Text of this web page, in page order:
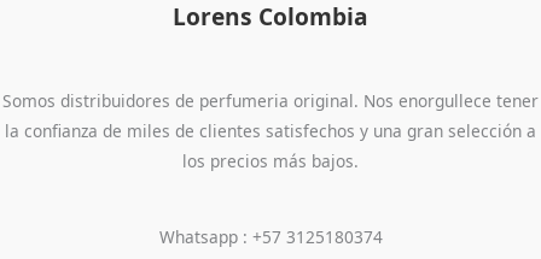
Lorens Colombia
Somos distribuidores de perfumeria original. Nos enorgullece tener
la confianza de miles de clientes satisfechos y una gran selección a
los precios más bajos.
Whatsapp : +57 3125180374